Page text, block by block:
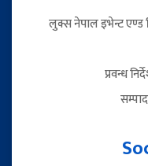
लुक्स नेपाल इभेन्ट एण्ड
प्रवन्ध